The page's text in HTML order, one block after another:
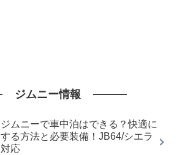
ジムニー情報
ジムニーで車中泊はできる？快適に
する方法と必要装備！JB64/シエラ
対応